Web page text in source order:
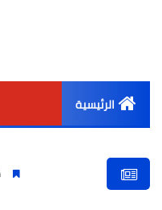
الرئيسية
هنا اقتصاد